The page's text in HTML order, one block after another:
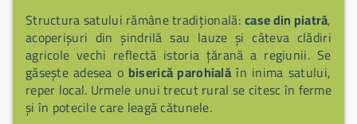
Structura satului rămâne tradițională:case din piatră,
acoperișuri din șindrilă sau lauze și câteva clădiri
agricole vechi reflectă istoria țărană a regiunii. Se
găsește adesea o biserică parohialăîn inima satului,
reper local. Urmele unui trecut rural se citesc în ferme
și în potecile care leagă cătunele.